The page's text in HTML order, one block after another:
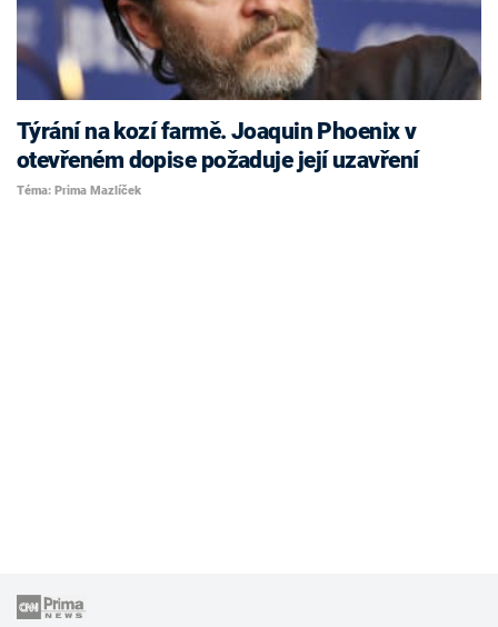
Týrání na kozí farmě. Joaquin Phoenix v
otevřeném dopise požaduje její uzavření
Téma: Prima Mazlíček